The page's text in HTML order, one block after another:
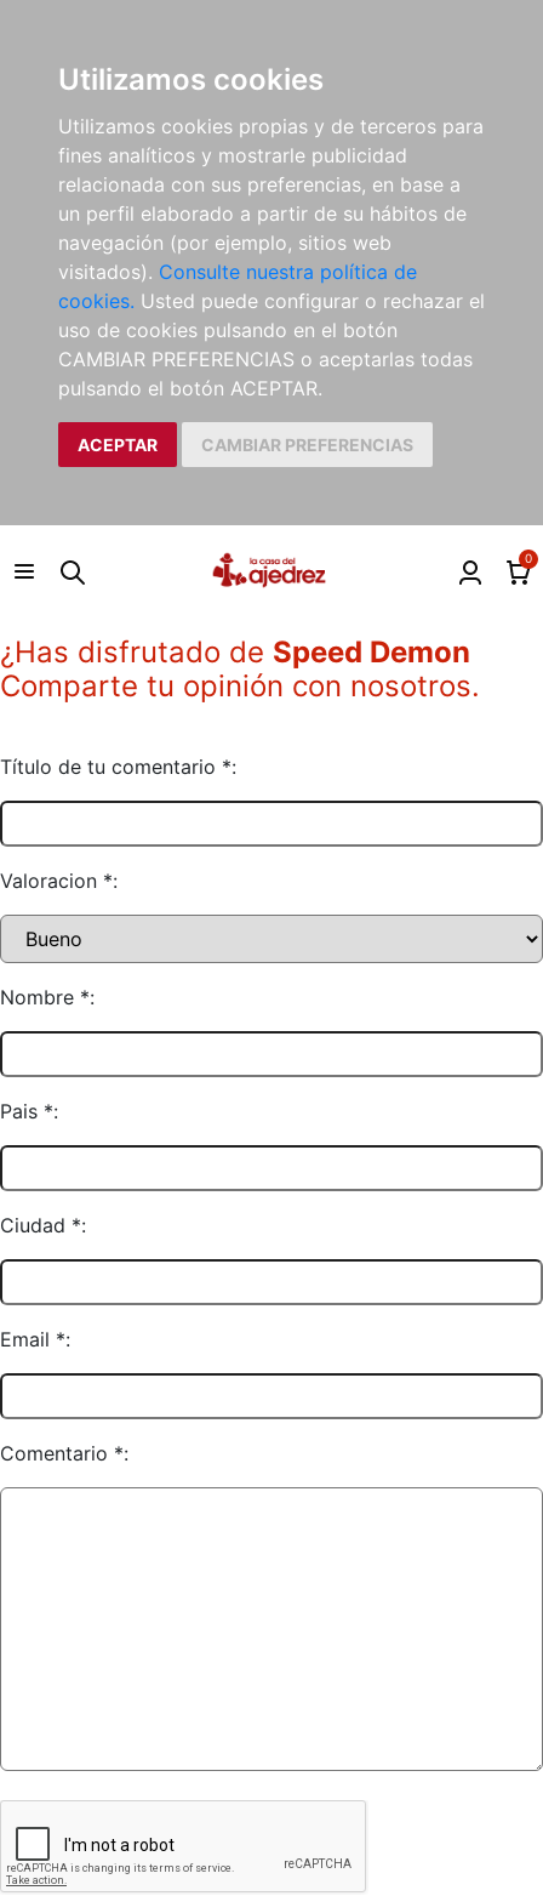
Utilizamos cookies
Utilizamos cookies propias y de terceros para
fines analíticos y mostrarle publicidad
relacionada con sus preferencias, en base a
un perfil elaborado a partir de su hábitos de
navegación (por ejemplo, sitios web
visitados). Consulte nuestra política de
cookies. Usted puede configurar o rechazar el
uso de cookies pulsando en el botón
CAMBIAR PREFERENCIAS o aceptarlas todas
pulsando el botón ACEPTAR.
ACEPTAR CAMBIAR PREFERENCIAS
0
¿Has disfrutado de Speed Demon
Comparte tu opinión con nosotros.
Título de tu comentario *:
Valoracion *:
Nombre *:
Pais *:
Ciudad *:
Email *:
Comentario *: